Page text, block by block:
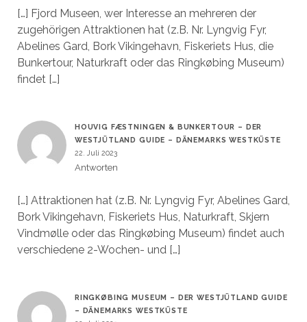
[…] Fjord Museen, wer Interesse an mehreren der
zugehörigen Attraktionen hat (z.B. Nr. Lyngvig Fyr,
Abelines Gard, Bork Vikingehavn, Fiskeriets Hus, die
Bunkertour, Naturkraft oder das Ringkøbing Museum)
findet […]
HOUVIG FÆSTNINGEN & BUNKERTOUR – DER
WESTJÜTLAND GUIDE – DÄNEMARKS WESTKÜSTE
22. Juli 2023
Antworten
[…] Attraktionen hat (z.B. Nr. Lyngvig Fyr, Abelines Gard,
Bork Vikingehavn, Fiskeriets Hus, Naturkraft, Skjern
Vindmølle oder das Ringkøbing Museum) findet auch
verschiedene 2-Wochen- und […]
RINGKØBING MUSEUM – DER WESTJÜTLAND GUIDE
– DÄNEMARKS WESTKÜSTE